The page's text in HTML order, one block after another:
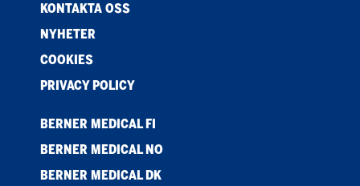
KONTAKTA OSS
NYHETER
COOKIES
PRIVACY POLICY
BERNER MEDICAL FI
BERNER MEDICAL NO
BERNER MEDICAL DK